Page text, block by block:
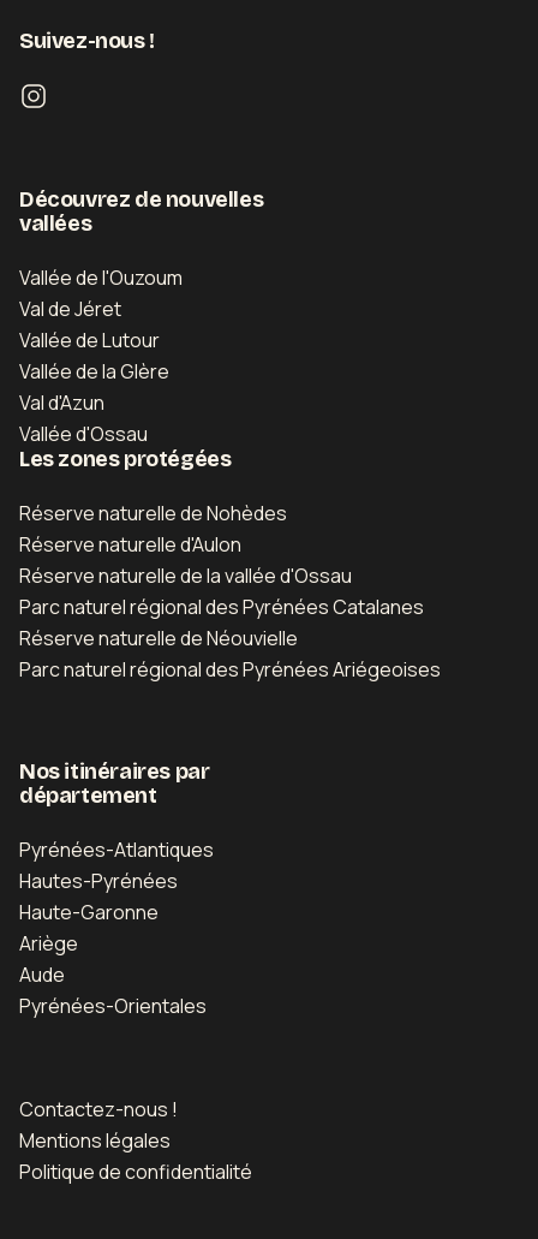
Suivez-nous !
Découvrez de nouvelles
vallées
Vallée de l'Ouzoum
Val de Jéret
Vallée de Lutour
Vallée de la Glère
Val d'Azun
Vallée d'Ossau
Les zones protégées
Réserve naturelle de Nohèdes
Réserve naturelle d'Aulon
Réserve naturelle de la vallée d'Ossau
Parc naturel régional des Pyrénées Catalanes
Réserve naturelle de Néouvielle
Parc naturel régional des Pyrénées Ariégeoises
Nos itinéraires par
département
Pyrénées-Atlantiques
Hautes-Pyrénées
Haute-Garonne
Ariège
Aude
Pyrénées-Orientales
Contactez-nous !
Mentions légales
Politique de confidentialité